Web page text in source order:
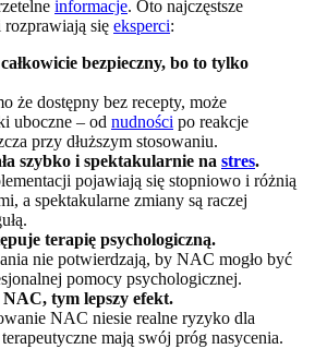
informacje. Oto najczęstsze
rozprawiają się eksperci:
bezpieczny, bo to tylko
że dostępny bez recepty, może
uboczne – od nudności po reakcje
przy dłuższym stosowaniu.
szybko i spektakularnie na stres.
pojawiają się stopniowo i różnią
a spektakularne zmiany są raczej
terapię psychologiczną.
nie potwierdzają, by NAC mogło być
pomocy psychologicznej.
tym lepszy efekt.
NAC niesie realne ryzyko dla
mają swój próg nasycenia.